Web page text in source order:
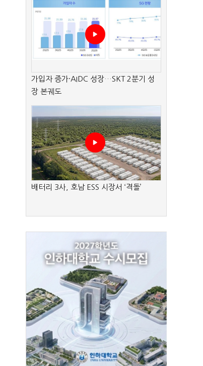
가입자 증가·AIDC 성장…SKT 2분기 성
장 본궤도
배터리 3사, 호남 ESS 시장서 ‘격돌’